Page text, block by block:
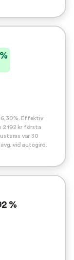
6,30%. Effektiv
2 192 kr första
var 30
vid autogiro.
%